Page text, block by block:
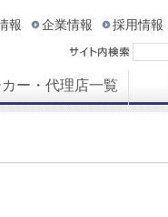
報 企業情報 採用情報
カー・代理店一覧